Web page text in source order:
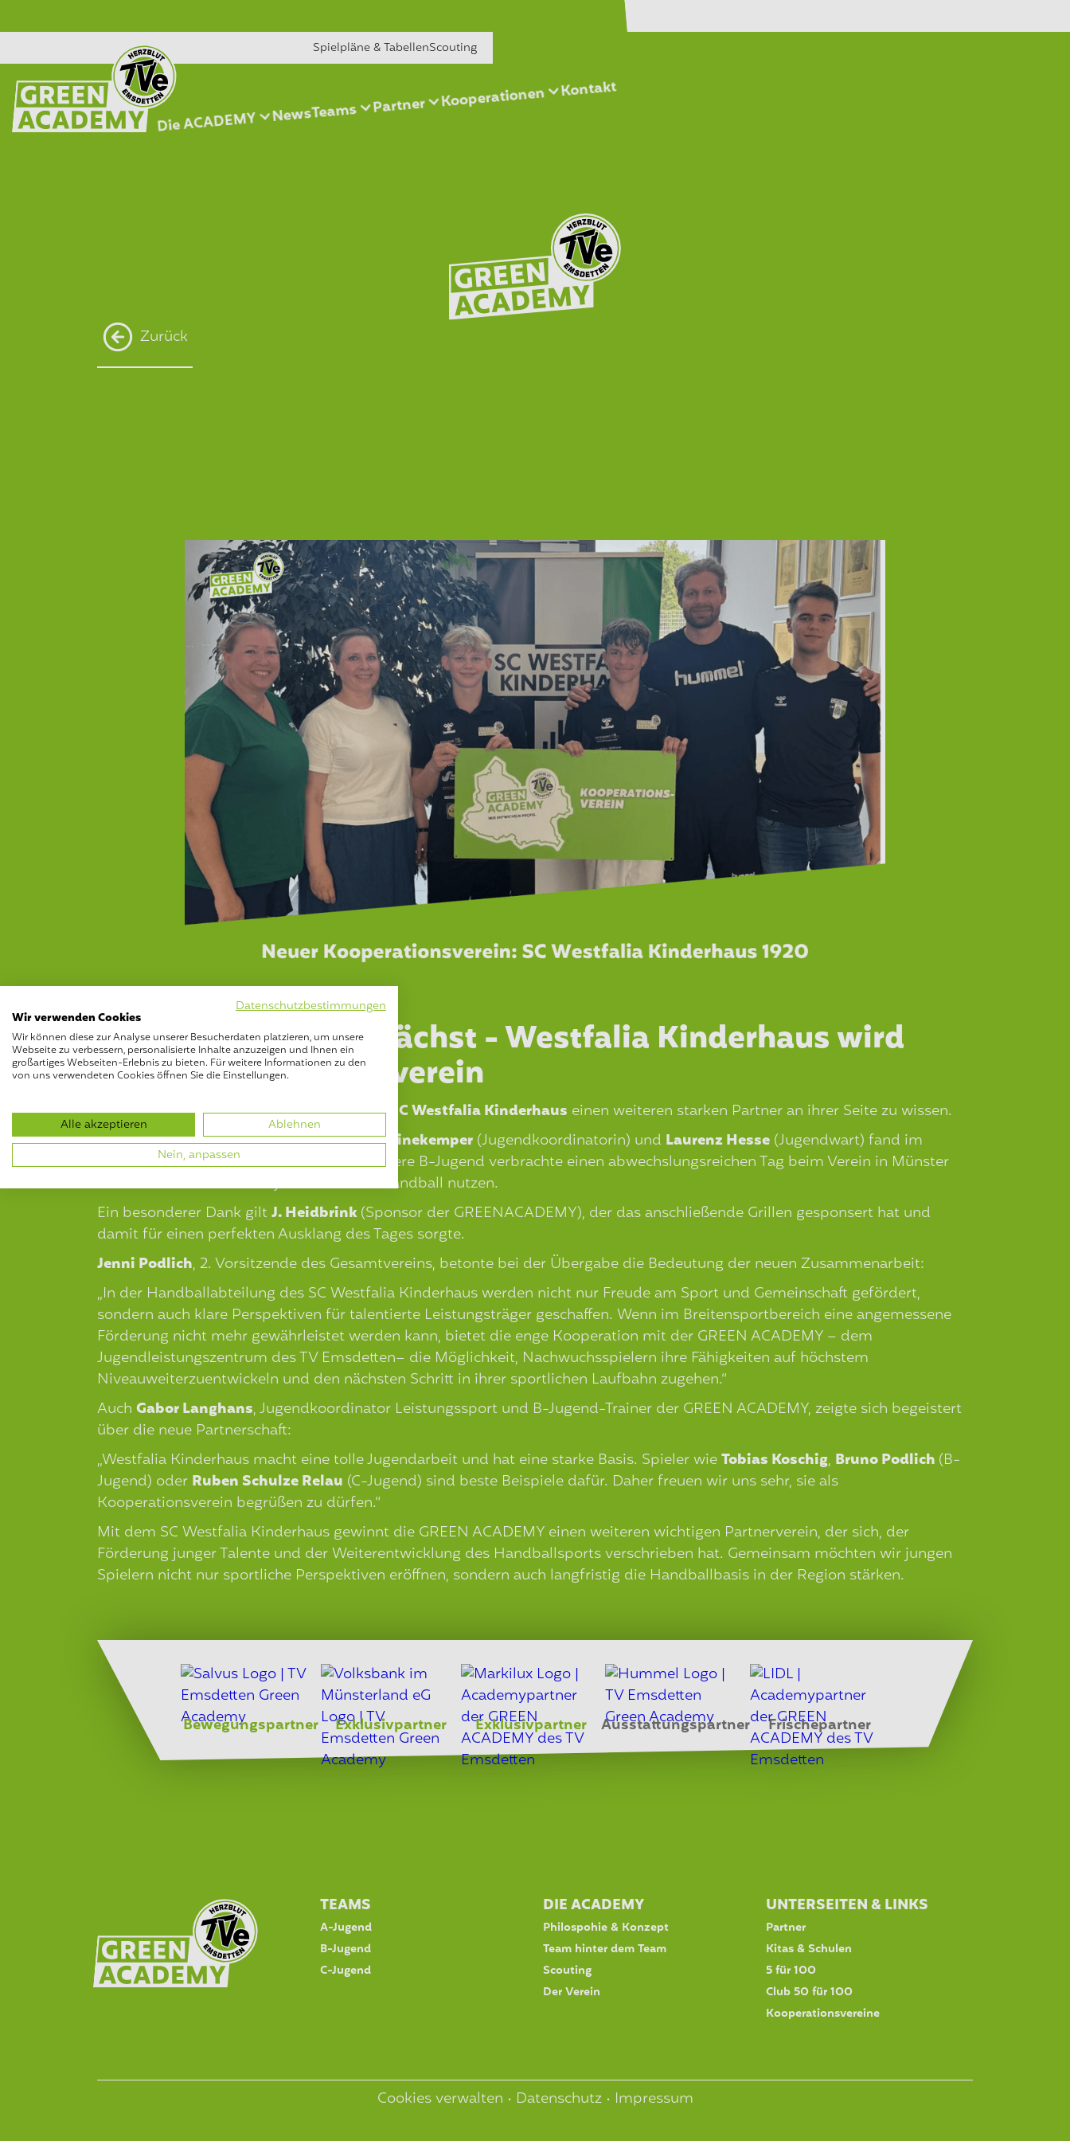
Spielpläne & TabellenScouting
Die ACADEMY NewsTeams Partner Kooperationen Kontakt
Zurück
GREEN ACADEMY wächst - Westfalia Kinderhaus wird
neuer Kooperationsverein
Die GREEN ACADEMY freut sich, mit dem SC Westfalia Kinderhaus einen weiteren starken Partner an ihrer Seite zu wissen.
Die offizielle Schildübergabe anWiebke Kleinekemper (Jugendkoordinatorin) und Laurenz Hesse (Jugendwart) fand im
Rahmen eines besonderen Tages statt: Unsere B-Jugend verbrachte einen abwechslungsreichen Tag beim Verein in Münster
und durfte die Beachvolleyball und Beachhandball nutzen.
Ein besonderer Dank giltJ. Heidbrink(Sponsor der GREENACADEMY), der das anschließende Grillen gesponsert hat und
damit für einen perfekten Ausklang des Tages sorgte.
Jenni Podlich, 2. Vorsitzende des Gesamtvereins, betonte bei der Übergabe die Bedeutung der neuen Zusammenarbeit:
„In der Handballabteilung des SC Westfalia Kinderhaus werden nicht nur Freude am Sport und Gemeinschaft gefördert,
sondern auch klare Perspektiven für talentierte Leistungsträger geschaffen. Wenn im Breitensportbereich eine angemessene
Förderung nicht mehr gewährleistet werden kann, bietet die enge Kooperation mit der GREEN ACADEMY – dem
Jugendleistungszentrum des TV Emsdetten– die Möglichkeit, Nachwuchsspielern ihre Fähigkeiten auf höchstem
Niveauweiterzuentwickeln und den nächsten Schritt in ihrer sportlichen Laufbahn zugehen.“
Auch Gabor Langhans, Jugendkoordinator Leistungssport und B-Jugend-Trainer der GREEN ACADEMY, zeigte sich begeistert
über die neue Partnerschaft:
„Westfalia Kinderhaus macht eine tolle Jugendarbeit und hat eine starke Basis. Spieler wieTobias Koschig, Bruno Podlich (B-
Jugend) oder Ruben Schulze Relau (C-Jugend) sind beste Beispiele dafür. Daher freuen wir uns sehr, sie als
Kooperationsverein begrüßen zu dürfen.“
Mit dem SC Westfalia Kinderhaus gewinnt die GREEN ACADEMY einen weiteren wichtigen Partnerverein, der sich, der
Förderung junger Talente und der Weiterentwicklung des Handballsports verschrieben hat. Gemeinsam möchten wir jungen
Spielern nicht nur sportliche Perspektiven eröffnen, sondern auch langfristig die Handballbasis in der Region stärken.
Bewegungspartner Exklusivpartner Exklusivpartner Ausstattungspartner Frischepartner
TEAMS
A-Jugend
B-Jugend
C-Jugend
DIE ACADEMY
Philospohie & Konzept
Team hinter dem Team
Scouting
Der Verein
UNTERSEITEN & LINKS
Partner
Kitas & Schulen
5 für 100
Club 50 für 100
Kooperationsvereine
Cookies verwalten • Datenschutz• Impressum
Datenschutzbestimmungen
Wir verwenden Cookies
Wir können diese zur Analyse unserer Besucherdaten platzieren, um unsere
Webseite zu verbessern, personalisierte Inhalte anzuzeigen und Ihnen ein
großartiges Webseiten-Erlebnis zu bieten. Für weitere Informationen zu den
von uns verwendeten Cookies öffnen Sie die Einstellungen.
Alle akzeptieren
Ablehnen
Nein, anpassen